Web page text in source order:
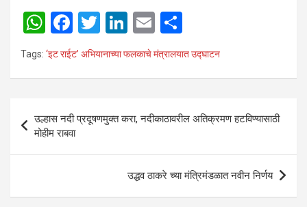
W
h
at
A
p
p
F
a
o
o
k
T
wi
Li
n
n
E
m
ail
h
ar
Tags: ‘इट राईट’ अभियानाच्या फलकाचे मंत्रालयात उद्घाटन
navigation
उल्हास नदी प्रदूषणमुक्त करा, नदीकाठावरील अतिक्रमण हटविण्यासाठी
मोहीम राबवा
उद्धव ठाकरे च्या मंत्रिमंडळात नवीन निर्णय